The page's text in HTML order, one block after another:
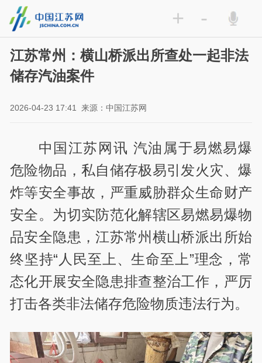
+ -
江苏常州：横山桥派出所查处一起非法
储存汽油案件
2026-04-23 17:41 来源：中国江苏网
中国江苏网讯 汽油属于易燃易爆
危险物品，私自储存极易引发火灾、爆
炸等安全事故，严重威胁群众生命财产
安全。为切实防范化解辖区易燃易爆物
品安全隐患，江苏常州横山桥派出所始
终坚持“人民至上、生命至上”理念，常
态化开展安全隐患排查整治工作，严厉
打击各类非法储存危险物质违法行为。